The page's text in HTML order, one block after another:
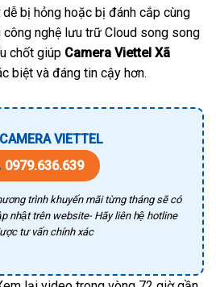
bị hỏng hoặc bị đánh cắp cùng
nghệ lưu trữ Cloud song song
chốt giúp Camera Viettel Xã
biệt và đáng tin cậy hơn.
VIETTEL
0979.636.639
trình khuyến mãi từng tháng sẽ có
nhật trên website- Hãy liên hệ hotline
tư vấn chính xác